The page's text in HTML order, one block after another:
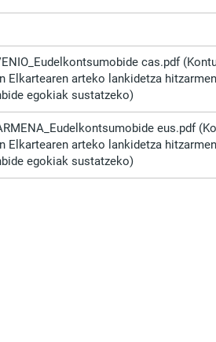
cas.pdf
Elkartearen arteko lankidetza
egokiak sustatzeko)
eus.pdf
Elkartearen arteko lankidetza
egokiak sustatzeko)